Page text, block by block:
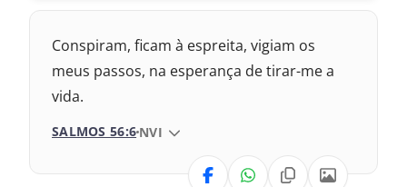
Conspiram, ficam à espreita, vigiam os
meus passos, na esperança de tirar-me a
vida.
SALMOS 56:6 VERSÃO DA BÍBLIA
NVI
VERSÃO